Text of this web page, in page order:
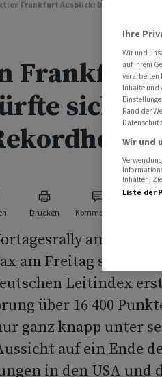
Frankfurt Ausblick: Dax dürfte sich
Frankfurt
sich
Drucken Kommentare
am
am Freitag stabil
Leitindex
über 16 400
ganz knapp unter
auf ein Ende
in den USA und
Ihre
Wir und
auf Ihrem
verarbeiten
Inhalte und
Rand der
Wir und
Inhalten,
Liste der